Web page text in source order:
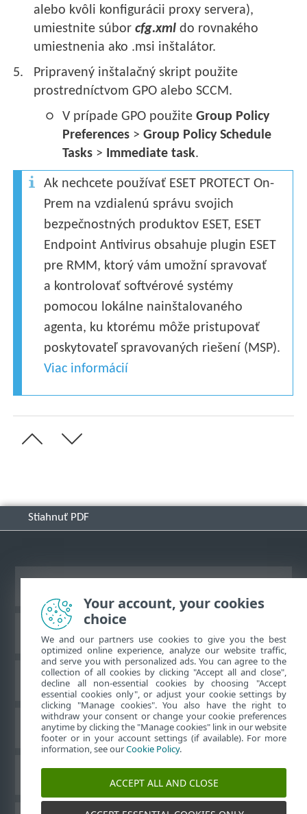
alebo kvôli konfigurácii proxy servera),
umiestnite súborcfg.xml do rovnakého
umiestnenia ako .msi inštalátor.
Pripravený inštalačný skript použite
prostredníctvom GPO alebo SCCM.
V prípade GPO použiteGroup Policy
Preferences >Group Policy Schedule
Tasks > Immediate task.
Ak nechcete používať ESET PROTECT On-
Prem na vzdialenú správu svojich
bezpečnostných produktov ESET, ESET
Endpoint Antivirus obsahuje plugin ESET
pre RMM, ktorý vám umožní spravovať
a kontrolovať softvérové systémy
pomocou lokálne nainštalovaného
agenta, ku ktorému môže pristupovať
poskytovateľ spravovaných riešení (MSP).
Viac informácií
Stiahnuť PDF
Databáza znalostí ESET
ESET Fórum
Technická podpora
Your account, your cookies
choice
We and our partners use cookies to give you the best
optimized online experience, analyze our website traffic,
and serve you with personalized ads. You can agree to the
collection of all cookies by clicking "Accept all and close",
decline all non-essential cookies by choosing "Accept
essential cookies only", or adjust your cookie settings by
clicking "Manage cookies". You also have the right to
withdraw your consent or change your cookie preferences
anytime by clicking the "Manage cookies" link in our website
footer or in your account settings (if available). For more
information, see ourCookie Policy.
ACCEPT ALL AND CLOSE